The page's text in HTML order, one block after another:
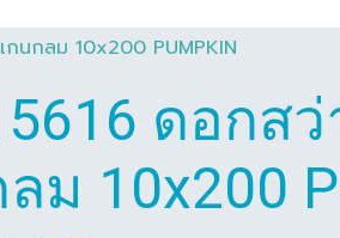
กนกลม 10x200 PUMPKIN
ดอกส
ม 10x200